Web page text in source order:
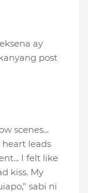
ay
post
scenes...
heart leads
I felt like
kiss. My
sabi ni